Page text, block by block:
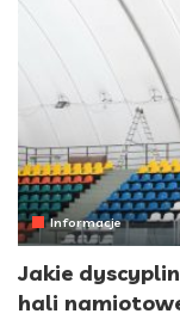
Informacje
Jakie
hali